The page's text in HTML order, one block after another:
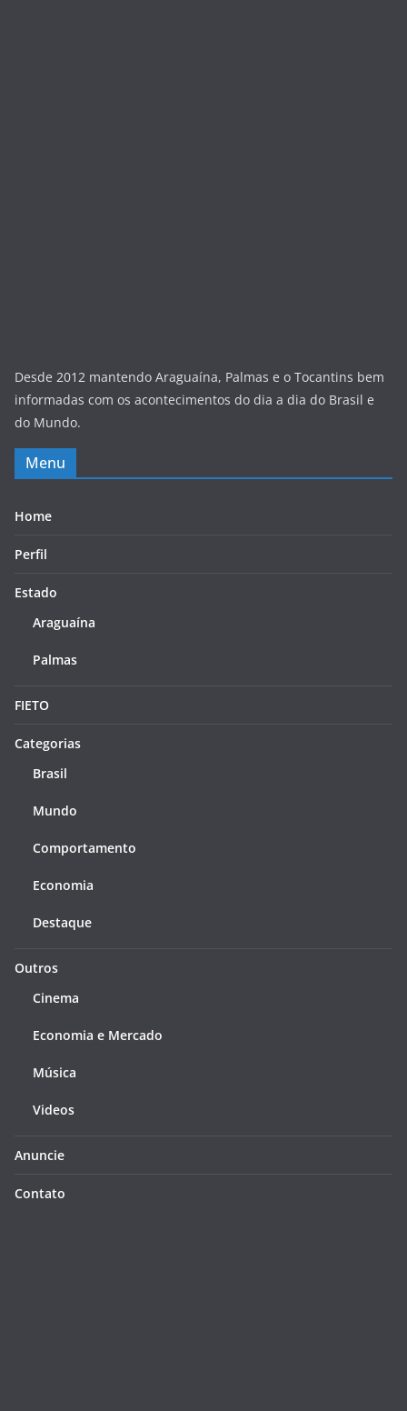
Desde 2012 mantendo Araguaína, Palmas e o Tocantins bem
informadas com os acontecimentos do dia a dia do Brasil e
do Mundo.
Menu
Home
Perfil
Estado
Araguaína
Palmas
FIETO
Categorias
Brasil
Mundo
Comportamento
Economia
Destaque
Outros
Cinema
Economia e Mercado
Música
Videos
Anuncie
Contato